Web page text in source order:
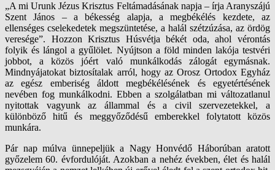
„A mi Urunk Jézus Krisztus Feltámadásának napja – írja Aranyszájú
Szent János – a békesség alapja, a megbékélés kezdete, az
ellenséges cselekedetek megszüntetése, a halál szétzúzása, az ördög
veresége”. Hozzon Krisztus Húsvétja békét oda, ahol vérontás
folyik és lángol a gyűlölet. Nyújtson a föld minden lakója testvéri
jobbot, a közös jóért való munkálkodás zálogát egymásnak.
Mindnyájatokat biztosítalak arról, hogy az Orosz Ortodox Egyház
az egész emberiség áldott megbékélésének és egyetértésének
nevében fog munkálkodni. Ebben a szolgálatban mi változatlanul
nyitottak vagyunk az állammal és a civil szervezetekkel, a
különböző hitű és meggyőződésű emberekkel folytatott közös
munkára.
Pár nap múlva ünnepeljük a Nagy Honvédő Háborúban aratott
győzelem 60. évfordulóját. Azokban a nehéz években, élet és halál